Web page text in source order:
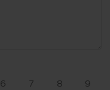
6 7 8 9